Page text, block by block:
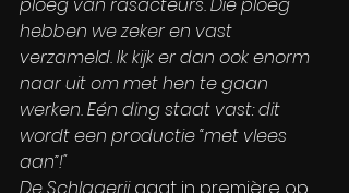
ploeg van rasacteurs. Die ploeg
hebben we zeker en vast
verzameld. Ik kijk er dan ook enorm
naar uit om met hen te gaan
werken. Eén ding staat vast: dit
wordt een productie “met vlees
aan”!"